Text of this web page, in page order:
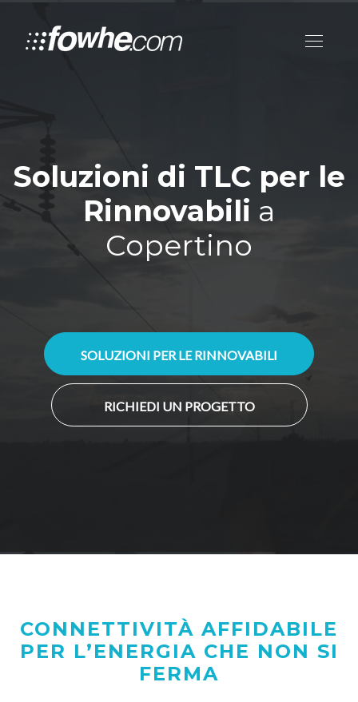
Soluzioni di TLC per le
Rinnovabili a
Copertino
SOLUZIONI PER LE RINNOVABILI
RICHIEDI UN PROGETTO
CONNETTIVITÀ AFFIDABILE
PER L’ENERGIA CHE NON SI
FERMA